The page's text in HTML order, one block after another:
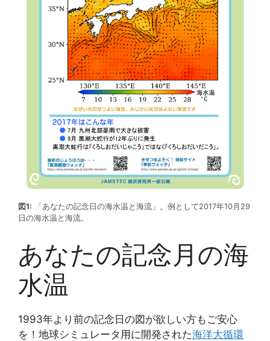
図1: 「あなたの記念日の海水温と海流」。例として2017年10月29
日の海水温と海流。
あなたの記念月の海
水温
1993年より前の記念日の図が欲しい方もご安心
を！地球シミュレータ用に開発された海洋大循環